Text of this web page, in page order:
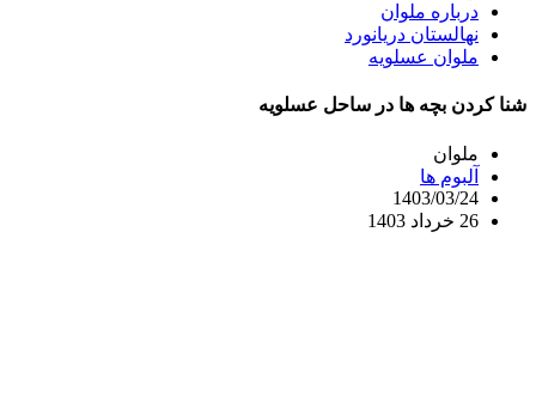
درباره ملوان
نهالستان دریانورد
ملوان عسلویه
شنا کردن بچه ها در ساحل عسلویه
ملوان
آلبوم ها
1403/03/24
26 خرداد 1403